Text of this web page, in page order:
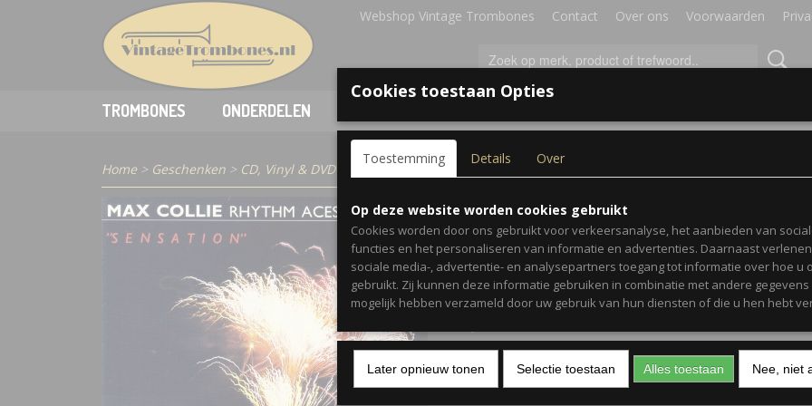
Webshop Vintage Trombones Contact Over ons Voorwaarden
TROMBONES ONDERDELEN
Home > Geschenken > CD, Vinyl & DVD> Max Collie Rhythm Aces – Sensation (CD)
Max Collie Rhythm Aces –
Sensation (CD)
€ 4,95 (inclusief btw 0%)
Aantal
Cookies toestaan Opties
Toestemming Details Over
Op deze website worden cookies gebruikt
Cookies worden door ons gebruikt voor verkeersanalyse, het aanbieden van
functies en het personaliseren van informatie en advertenties. Daarnaast
sociale media-, advertentie- en analysepartners toegang tot informatie over hoe u
gebruikt. Zij kunnen deze informatie gebruiken in combinatie met andere gegevens
mogelijk hebben verzameld door uw gebruik van hun diensten of die u hen hebt
Later opnieuw tonen Selectie toestaan Alles toestaan Nee, niet